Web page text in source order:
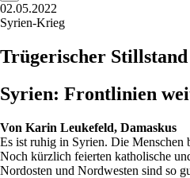
02.05.2022
Syrien-Krieg
Trügerischer Stillstand
Syrien: Frontlinien
Von Karin Leukefeld, Damaskus
Es ist ruhig in Syrien. Die Menschen
Noch kürzlich feierten katholische
Nordosten und Nordwesten sind so